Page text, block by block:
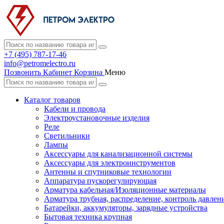
+7 (495) 787-17-46
info@petromelectro.ru
Позвонить Кабинет Корзина Меню
Каталог товаров
Кабели и провода
Электроустановочные изделия
Реле
Светильники
Лампы
Аксессуары для канализационной системы
Аксессуары для электроинструментов
Антенны и спутниковые технологии
Аппаратура пускорегулирующая
Арматура кабельная/Изоляционные материалы
Арматура трубная, распределение, контроль
Батарейки, аккумуляторы, зарядные устройства
Бытовая техника крупная